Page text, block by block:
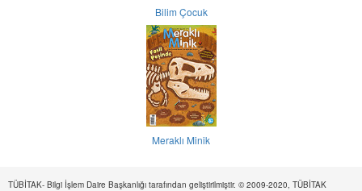
Bilim Çocuk
Meraklı Minik
TÜBİTAK- Bilgi İşlem Daire Başkanlığı tarafından geliştirilmiştir. © 2009-2020, TÜBİTAK